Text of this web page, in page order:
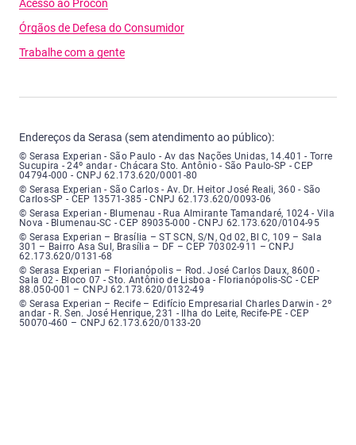
Acesso ao Procon
Órgãos de Defesa do Consumidor
Trabalhe com a gente
Endereços da Serasa (sem atendimento ao público):
Serasa Experian - São Paulo - Endereço: Avenida das Nações Unidas,
© Serasa Experian - São Paulo - Av das Nações Unidas, 14.401 - Torre
Sucupira - 24º andar - Chácara Sto. Antônio - São Paulo-SP - CEP
04794-000 - CNPJ 62.173.620/0001-80
Serasa Experian - São Carlos - Endereço: Avenida Doutor Heitor José
© Serasa Experian - São Carlos - Av. Dr. Heitor José Reali, 360 - São
Carlos-SP - CEP 13571-385 - CNPJ 62.173.620/0093-06
Serasa Experian - Blumenau - Endereço: Rua Almirante Tamandaré,
© Serasa Experian - Blumenau - Rua Almirante Tamandaré, 1024 - Vila
Nova - Blumenau-SC - CEP 89035-000 - CNPJ 62.173.620/0104-95
Serasa Experian - Brasília, Endereço: Setor Comercial Norte, sem
© Serasa Experian – Brasília – ST SCN, S/N, Qd 02, Bl C, 109 – Sala
301 – Bairro Asa Sul, Brasília – DF – CEP 70302-911 – CNPJ
62.173.620/0131-68
Serasa Experian - Florianópolis, Endereço: Rodovia José Carlos, número
© Serasa Experian – Florianópolis – Rod. José Carlos Daux, 8600 -
Sala 02 - Bloco 07 - Sto. Antônio de Lisboa - Florianópolis-SC - CEP
88.050-001 – CNPJ 62.173.620/0132-49
Serasa Experian - Recife, Endereço: Edifício Empresarial Charles Darwin,
© Serasa Experian – Recife – Edifício Empresarial Charles Darwin - 2º
andar - R. Sen. José Henrique, 231 - Ilha do Leite, Recife-PE - CEP
50070-460 – CNPJ 62.173.620/0133-20